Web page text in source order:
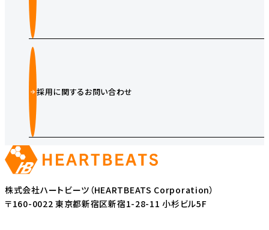
採用に関するお問い合わせ
株式会社ハートビーツ（HEARTBEATS Corporation）
〒160-0022 東京都新宿区新宿1-28-11 小杉ビル5F